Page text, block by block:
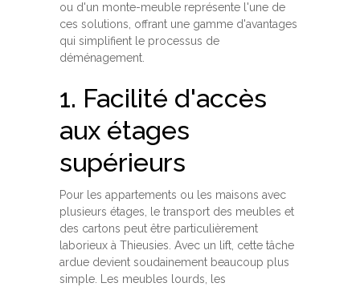
ou d'un monte-meuble représente l'une de
ces solutions, offrant une gamme d'avantages
qui simplifient le processus de
déménagement.
1. Facilité d'accès
aux étages
supérieurs
Pour les appartements ou les maisons avec
plusieurs étages, le transport des meubles et
des cartons peut être particulièrement
laborieux à Thieusies. Avec un lift, cette tâche
ardue devient soudainement beaucoup plus
simple. Les meubles lourds, les